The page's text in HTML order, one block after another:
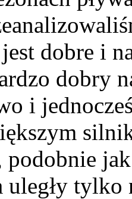
dobre i
dobry
i
podobnie
uległy